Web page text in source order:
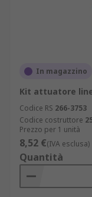
In magazzino
Kit attuatore
Codice RS 266-3753
Codice costruttore
Prezzo per 1 unità
8,52 €(IVA esclusa)
Quantità